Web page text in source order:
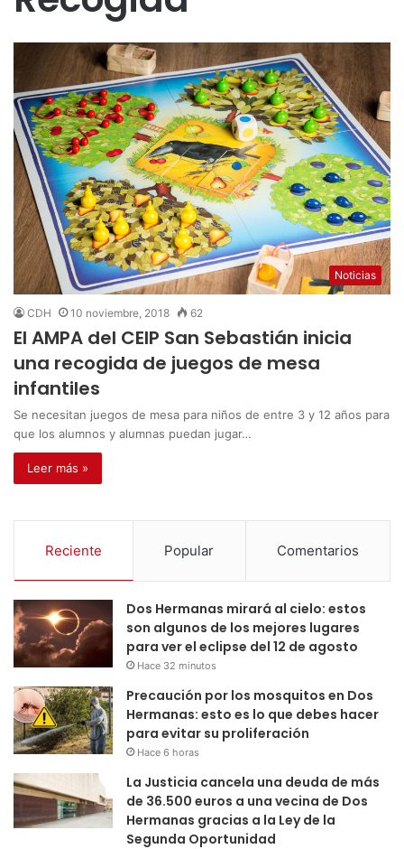
Noticias
CDH 10 noviembre, 2018 62
El AMPA del CEIP San Sebastián inicia
una recogida de juegos de mesa
infantiles
Se necesitan juegos de mesa para niños de entre 3 y 12 años para
que los alumnos y alumnas puedan jugar…
Leer más »
Reciente Popular Comentarios
Dos Hermanas mirará al cielo: estos
son algunos de los mejores lugares
para ver el eclipse del 12 de agosto
Hace 32 minutos
Precaución por los mosquitos en Dos
Hermanas: esto es lo que debes hacer
para evitar su proliferación
Hace 6 horas
La Justicia cancela una deuda de más
de 36.500 euros a una vecina de Dos
Hermanas gracias a la Ley de la
Segunda Oportunidad